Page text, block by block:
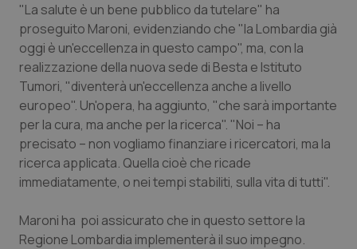
Piemonte
Provincia Autonoma di Bolzano
Provincia Autonoma di Trento
Puglia
Sardegna
Sicilia
HIV
Infezioni & Febbre
Ipertensione & Scompenso
Malattie rare
Malattia di Crohn & Rettocolite Ulcerosa
Neuroscienze & patologie neurodegenerative
"La salute è un bene pubblico da tutelare" ha
proseguito Maroni, evidenziando che "la Lombardia già
oggi è un'eccellenza in questo campo", ma, con la
realizzazione della nuova sede di Besta e Istituto
Tumori, "diventerà un'eccellenza anche a livello
europeo". Un'opera, ha aggiunto, "che sarà importante
per la cura, ma anche per la ricerca". "Noi – ha
precisato – non vogliamo finanziare i ricercatori, ma la
ricerca applicata. Quella cioè che ricade
immediatamente, o nei tempi stabiliti, sulla vita di tutti".
Maroni ha poi assicurato che in questo settore la
Regione Lombardia implementerà il suo impegno.